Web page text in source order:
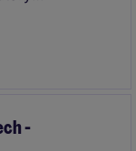
an excellent
rewarding
-